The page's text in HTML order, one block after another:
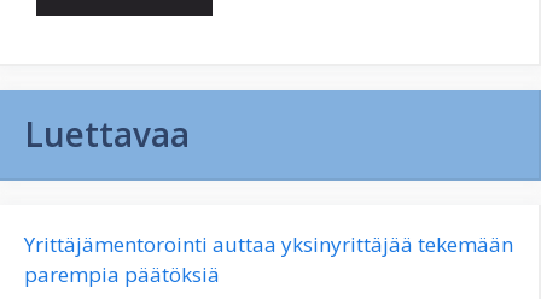
Luettavaa
Yrittäjämentorointi auttaa yksinyrittäjää tekemään
parempia päätöksiä